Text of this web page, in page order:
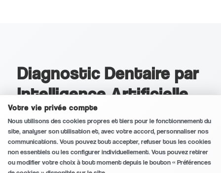
Diagnostic Dentaire par
Intelligence Artificielle
NUEVO 2025
Nous sommes pionniers à Mojácar dans
l'implémentation de systèmes d'IA pour le
diagnostic dentaire. Notre technologie de pointe
Votre vie privée compte
Nous utilisons des cookies propres et tiers pour le fonctionnement du
site, analyser son utilisation et, avec votre accord, personnaliser nos
communications. Vous pouvez tout accepter, refuser tous les cookies
non essentiels ou les configurer individuellement. Vous pouvez retirer
ou modifier votre choix à tout moment depuis le bouton « Préférences
Conversation sécurisée et privée